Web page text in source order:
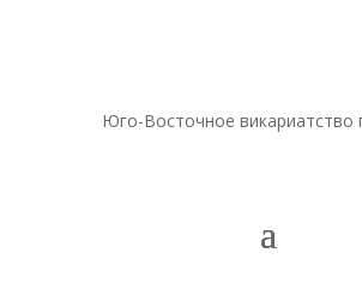
Юго-Восточное викариатство